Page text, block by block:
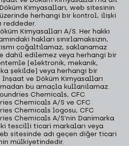
Kimyasalları, web sitesinin
herhangi bir kontrol, ilişki
reddeder.
Kimyasalları A/S. Her hakkı
hakları sınırlamaksızın,
çoğaltılamaz, saklanamaz
dahil edilemez veya herhangi bir
(elektronik, mekanik,
şekilde) veya herhangi bir
ve Döküm Kimyasalları
bu amaçla kullanılamaz.
Chemicals, CFC
Chemicals A/S ve CFC
Chemicals logosu, CFC
Chemicals A/S'nin Danimarka
tescilli ticari markaları veya
sitesinde adı geçen diğer ticari
mülkiyetindedir.